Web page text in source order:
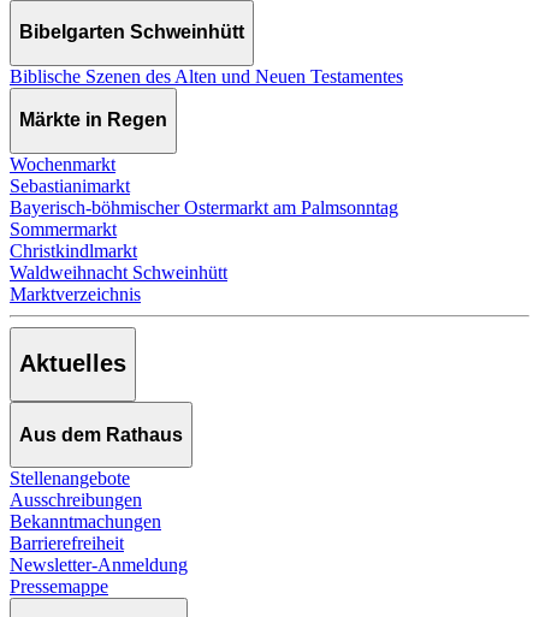
Bibelgarten Schweinhütt
Biblische Szenen des Alten und Neuen Testamentes
Märkte in Regen
Wochenmarkt
Sebastianimarkt
Bayerisch-böhmischer Ostermarkt am Palmsonntag
Sommermarkt
Christkindlmarkt
Waldweihnacht Schweinhütt
Marktverzeichnis
Aktuelles
Aus dem Rathaus
Stellenangebote
Ausschreibungen
Bekanntmachungen
Barrierefreiheit
Newsletter-Anmeldung
Pressemappe